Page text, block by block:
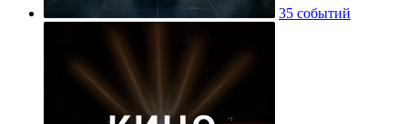
35 событий